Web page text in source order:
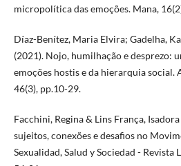
micropolítica das emoções. Mana,
Díaz-Benítez, Maria Elvira; Gadelha,
(2021). Nojo, humilhação e desprezo:
emoções hostis e da hierarquia
46(3), pp.10-29.
Facchini, Regina & Lins França,
sujeitos, conexões e desafios no
Sexualidad, Salud y Sociedad - Revista